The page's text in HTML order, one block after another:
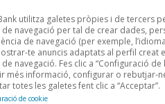
sectorial Àrees
utilitza galetes pròpies i de tercers
de navegació per tal de crear dades,
de navegació (per exemple,
te anuncis adaptats al perfil creat
navegació. Fes clic a “Configuració de
més informació, configurar o rebutjar-
totes les galetes fent clic a “Acceptar”.
de cookie